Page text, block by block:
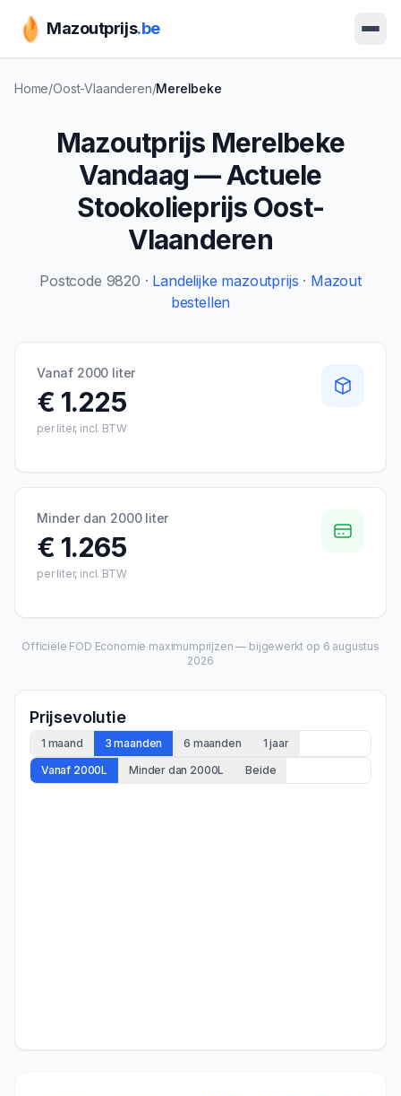
Mazoutprijs.be
Home/Oost-Vlaanderen/Merelbeke
Mazoutprijs Merelbeke
Vandaag — Actuele
Stookolieprijs Oost-
Vlaanderen
Postcode 9820 · Landelijke mazoutprijs · Mazout
bestellen
Vanaf 2000 liter
€ 1.225
per liter, incl. BTW
Minder dan 2000 liter
€ 1.265
per liter, incl. BTW
Officiële FOD Economie maximumprijzen — bijgewerkt op 6 augustus
2026
Prijsevolutie
1 maand 3 maanden 6 maanden
1 jaar
Vanaf 2000L
Minder dan 2000L Beide